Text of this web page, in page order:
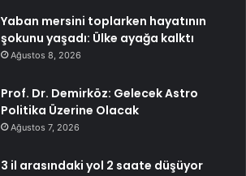
Yaban mersini toplarken hayatının
şokunu yaşadı: Ülke ayağa kalktı
Ağustos 8, 2026
Prof. Dr. Demirköz: Gelecek Astro
Politika Üzerine Olacak
Ağustos 7, 2026
3 il arasındaki yol 2 saate düşüyor